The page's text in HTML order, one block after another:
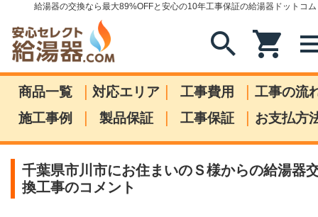
給湯器の交換なら最大89%OFFと安心の10年工事保証の給湯器ドットコム
search shopping_cart
商品一覧 | 対応エリア | 工事費用 | 工事の流
施工事例
| 製品保証 | 工事保証 | お支払方
千葉県市川市にお住まいのＳ様からの給湯器
換工事のコメント